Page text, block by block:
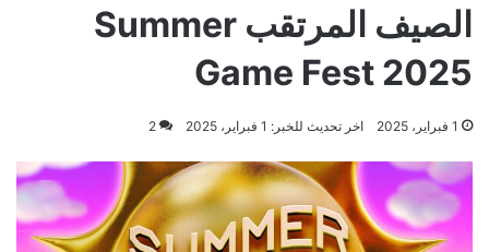
الصيف المرتقب Summer
Game Fest 2025
1 فبراير، 2025 اخر تحديث للخبر: 1 فبراير، 2025 2